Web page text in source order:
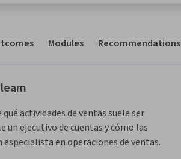
Modules Recommendations
qué actividades de ventas suele ser
un ejecutivo de cuentas y cómo las
especialista en operaciones de ventas.